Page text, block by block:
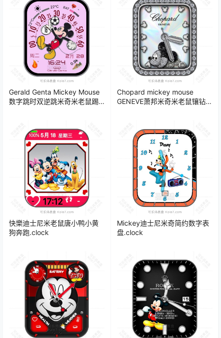
Gerald Genta Mickey Mouse
数字跳时双逆跳米奇米老鼠踢
Chopard mickey mouse
GENEVE萧邦米奇米老鼠镶钻镭
快樂迪士尼米老鼠唐小鸭小黄
狗奔跑.clock
Mickey迪士尼米奇简约数字表
盘.clock